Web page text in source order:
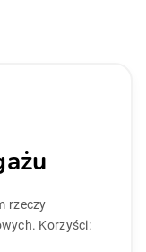
rzeczy
Korzyści: